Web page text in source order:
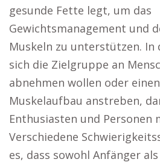
gesunde Fette legt, um das
Gewichtsmanagement und
Muskeln zu unterstützen. In
sich die Zielgruppe an
abnehmen wollen oder
Muskelaufbau anstreben,
Enthusiasten und Personen
Verschiedene
es, dass sowohl Anfänger